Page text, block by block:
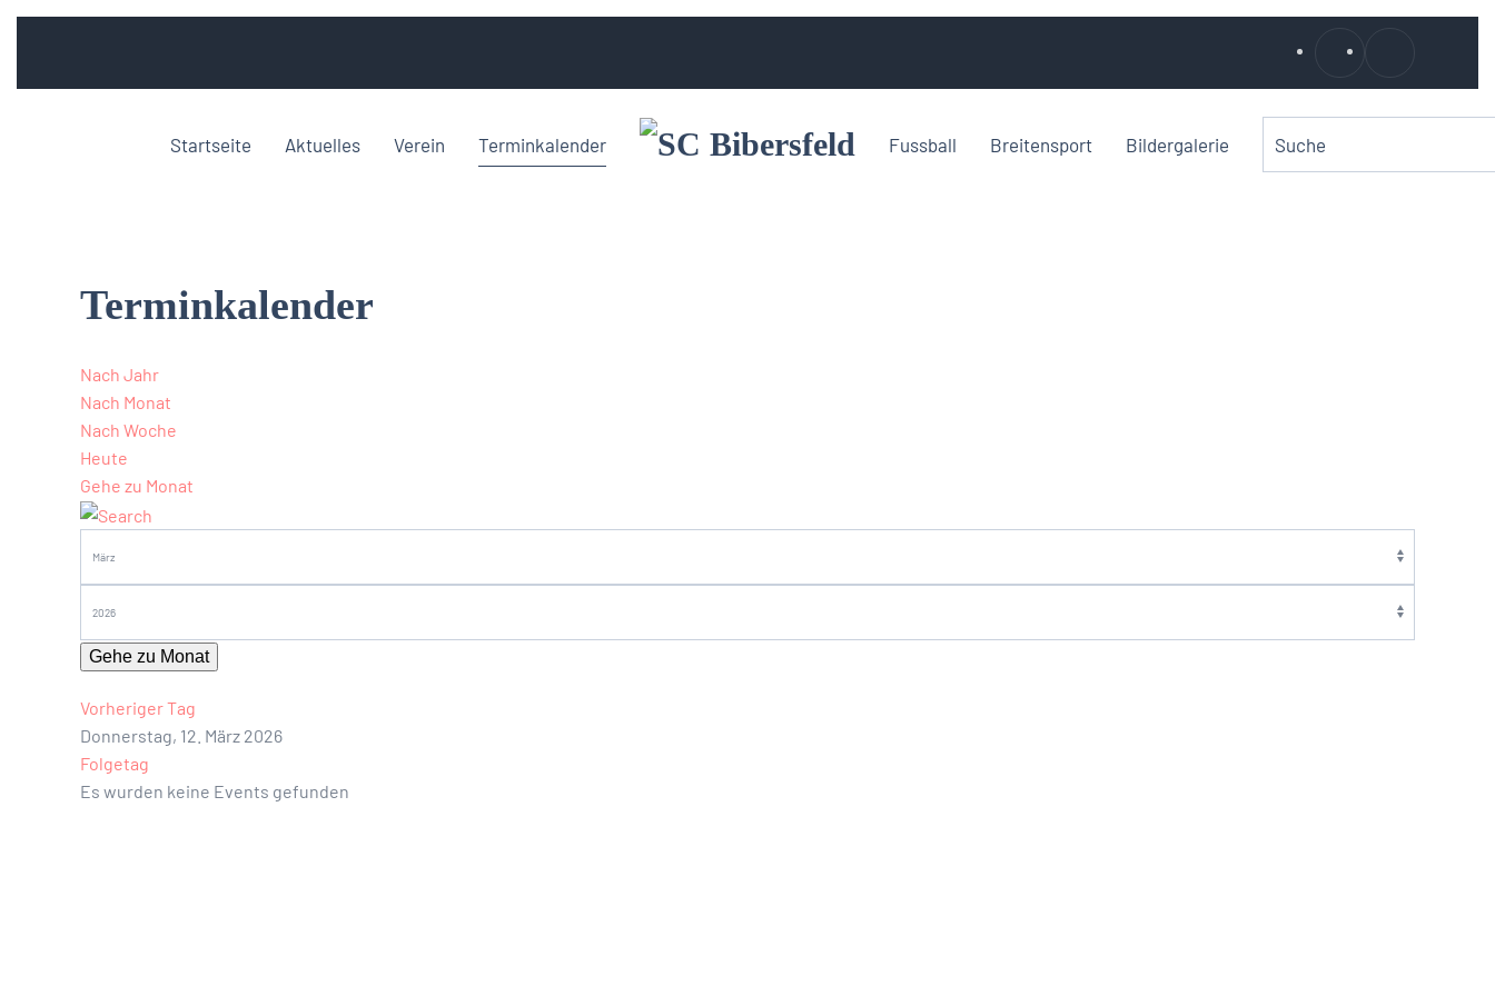
Startseite Aktuelles Verein Terminkalender Fussball Breitensport Bildergalerie
Terminkalender
Nach Jahr
Nach Monat
Nach Woche
Heute
Gehe zu Monat
Gehe zu Monat
Vorheriger Tag
Donnerstag, 12. März 2026
Folgetag
Es wurden keine Events gefunden